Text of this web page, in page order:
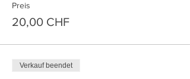
Preis
20,00 CHF
Verkauf beendet